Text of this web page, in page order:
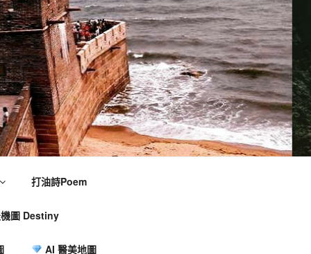
打油詩Poem
圖 Destiny
AI 醫美地圖